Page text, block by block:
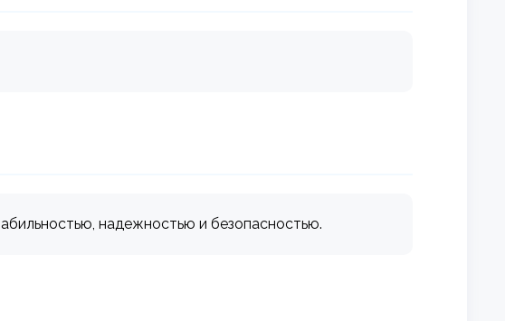
надежностью и безопасностью.